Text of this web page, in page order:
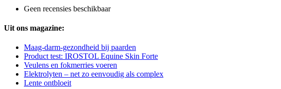
Geen recensies beschikbaar
Uit ons magazine:
Maag-darm-gezondheid bij paarden
Product test: IROSTOL Equine Skin Forte
Veulens en fokmerries voeren
Elektrolyten – net zo eenvoudig als complex
Lente ontbloeit